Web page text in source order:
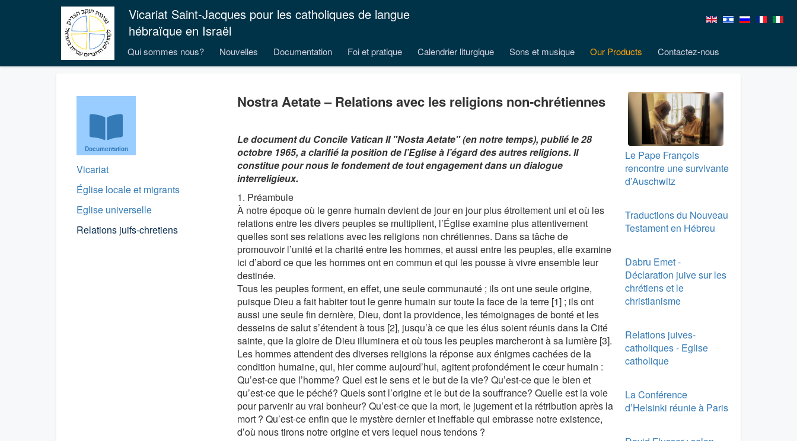
Vicariat Saint-Jacques pour les catholiques de langue
hébraïque en Israël
Qui sommes nous? Nouvelles Documentation Foi et pratique Calendrier liturgique Sons et musique Our Products Contactez-nous
Documentation
Vicariat
Église locale et migrants
Eglise universelle
Relations juifs-chretiens
Nostra Aetate – Relations avec les religions non-chrétiennes
Le document du Concile Vatican II "Nosta Aetate" (en notre temps), publié le 28
octobre 1965, a clarifié la position de l’Eglise à l’égard des autres religions. Il
constitue pour nous le fondement de tout engagement dans un dialogue
interreligieux.
1. Préambule
À notre époque où le genre humain devient de jour en jour plus étroitement uni et où les
relations entre les divers peuples se multiplient, l’Église examine plus attentivement
quelles sont ses relations avec les religions non chrétiennes. Dans sa tâche de
promouvoir l’unité et la charité entre les hommes, et aussi entre les peuples, elle examine
ici d’abord ce que les hommes ont en commun et qui les pousse à vivre ensemble leur
destinée.
Tous les peuples forment, en effet, une seule communauté ; ils ont une seule origine,
puisque Dieu a fait habiter tout le genre humain sur toute la face de la terre [1] ; ils ont
aussi une seule fin dernière, Dieu, dont la providence, les témoignages de bonté et les
desseins de salut s’étendent à tous [2], jusqu’à ce que les élus soient réunis dans la Cité
sainte, que la gloire de Dieu illuminera et où tous les peuples marcheront à sa lumière [3].
Les hommes attendent des diverses religions la réponse aux énigmes cachées de la
condition humaine, qui, hier comme aujourd’hui, agitent profondément le cœur humain :
Qu’est-ce que l’homme? Quel est le sens et le but de la vie? Qu’est-ce que le bien et
qu’est-ce que le péché? Quels sont l’origine et le but de la souffrance? Quelle est la voie
pour parvenir au vrai bonheur? Qu’est-ce que la mort, le jugement et la rétribution après la
mort ? Qu’est-ce enfin que le mystère dernier et ineffable qui embrasse notre existence,
d’où nous tirons notre origine et vers lequel nous tendons ?
Le Pape François
rencontre une survivante
d’Auschwitz
Traductions du Nouveau
Testament en Hébreu
Dabru Emet -
Déclaration juive sur les
chrétiens et le
christianisme
Relations juives-
catholiques - Eglise
catholique
La Conférence
d’Helsinki réunie à Paris